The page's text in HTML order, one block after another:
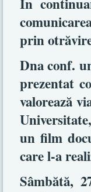
prin
Dna conf.
prezentat
valorează
un film
care l-a
Sâmbătă,